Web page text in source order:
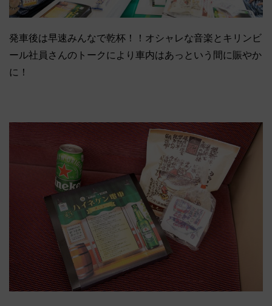
発車後は早速みんなで乾杯！！オシャレな音楽とキリンビ
ール社員さんのトークにより車内はあっという間に賑やか
に！